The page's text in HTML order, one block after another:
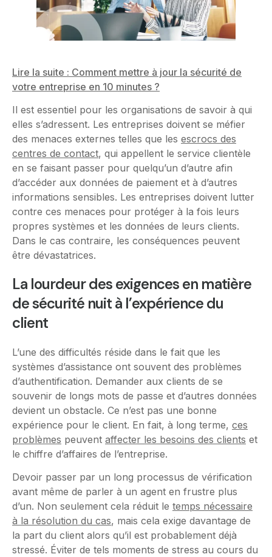
Lire la suite : Comment mettre à jour la sécurité de
votre entreprise en 10 minutes ?
Il est essentiel pour les organisations de savoir à qui
elles s’adressent. Les entreprises doivent se méfier
des menaces externes telles que les escrocs des
centres de contact, qui appellent le service clientèle
en se faisant passer pour quelqu’un d’autre afin
d’accéder aux données de paiement et à d’autres
informations sensibles. Les entreprises doivent lutter
contre ces menaces pour protéger à la fois leurs
propres systèmes et les données de leurs clients.
Dans le cas contraire, les conséquences peuvent
être dévastatrices.
La lourdeur des exigences en matière
de sécurité nuit à l’expérience du
client
L’une des difficultés réside dans le fait que les
systèmes d’assistance ont souvent des problèmes
d’authentification. Demander aux clients de se
souvenir de longs mots de passe et d’autres données
devient un obstacle. Ce n’est pas une bonne
expérience pour le client. En fait, à long terme, ces
problèmes peuvent affecter les besoins des clients et
le chiffre d’affaires de l’entreprise.
Devoir passer par un long processus de vérification
avant même de parler à un agent en frustre plus
d’un. Non seulement cela réduit le temps nécessaire
à la résolution du cas, mais cela exige davantage de
la part du client alors qu’il est probablement déjà
stressé. Éviter de tels moments de stress au cours du